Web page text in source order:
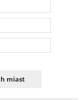
miast